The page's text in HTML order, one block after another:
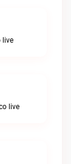
live
live